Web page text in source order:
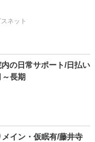
ネット
の日常サポート/日払い
長期
イン・仮眠有/藤井寺